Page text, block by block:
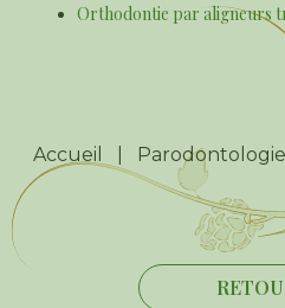
Orthodontie par aligneurs
Accueil Parodontologie